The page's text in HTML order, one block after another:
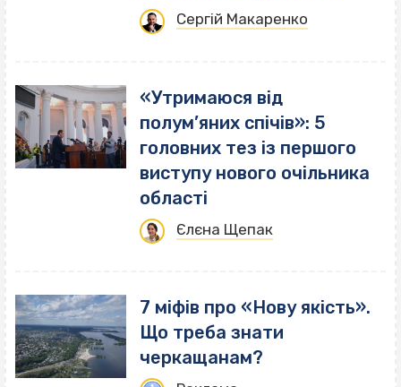
Сергій Макаренко
«Утримаюся від
полум’яних спічів»: 5
головних тез із першого
виступу нового очільника
області
Єлєна Щепак
7 міфів про «Нову якість».
Що треба знати
черкащанам?